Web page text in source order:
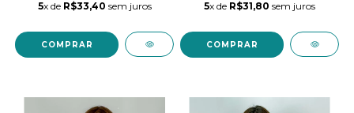
5x de R$33,40 sem juros
COMPRAR
5x de R$31,80 sem juros
COMPRAR